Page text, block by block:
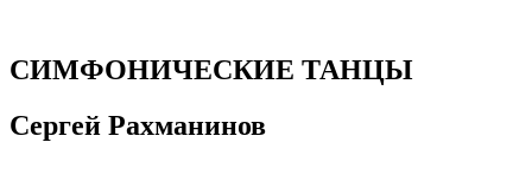
СИМФОНИЧЕСКИЕ ТАНЦЫ
Сергей Рахманинов